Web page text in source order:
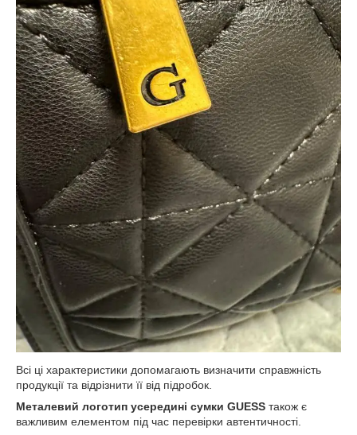
Всі ці характеристики допомагають визначити справжність
продукції та відрізнити її від підробок.
Металевий логотип усередині сумки GUESS також є
важливим елементом під час перевірки автентичності.